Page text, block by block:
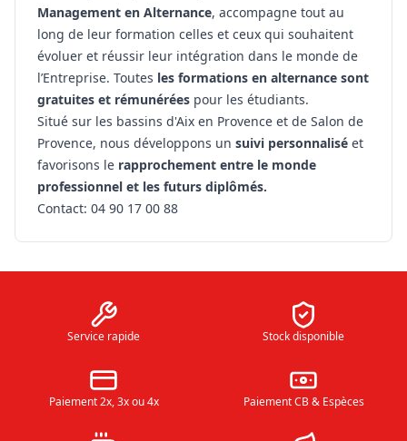
Management en Alternance, accompagne tout au
long de leur formation celles et ceux qui souhaitent
évoluer et réussir leur intégration dans le monde de
l’Entreprise. Toutes les formations en alternance sont
gratuites et rémunérées pour les étudiants.
Situé sur les bassins d'Aix en Provence et de Salon de
Provence, nous développons un suivi personnalisé et
favorisons le rapprochement entre le monde
professionnel et les futurs diplômés.
Contact: 04 90 17 00 88
Service rapide Stock disponible
Paiement 2x, 3x ou 4x Paiement CB & Espèces